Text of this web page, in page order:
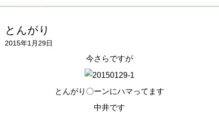
ブログ
お客様の声
スタッフ紹介
とんがり
2015年1月29日
今さらですが
とんがり〇ーンにハマってます
中井です